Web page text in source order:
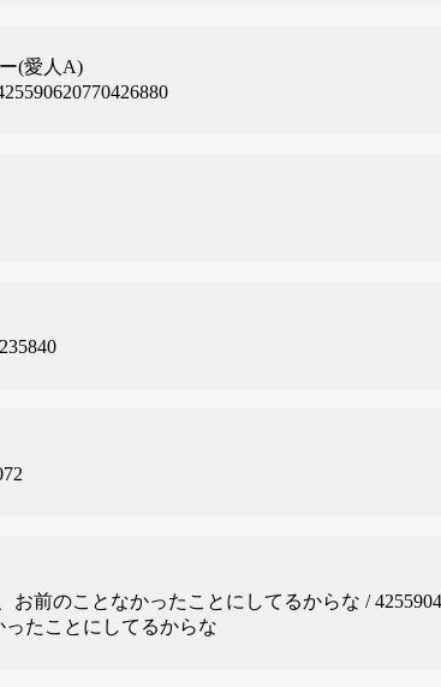
(愛人A)
前のことなかったことにしてるからな /
たことにしてるからな